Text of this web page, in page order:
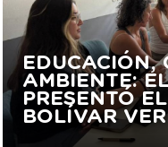
EDUCACIÓN,
AMBIENTE:
PRESENTÓ
BOLÍVAR